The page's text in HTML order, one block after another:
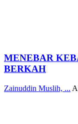
MENEBAR
BERKAH
Zainuddin Muslih, ...